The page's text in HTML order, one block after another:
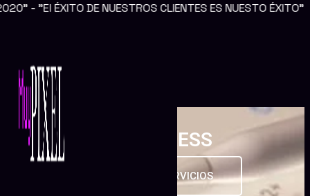
Ir al contenido
DE NUESTROS CLIENTES ES NUESTO ÉXITO"
WORDPRESS
CONTRATA NUESTROS SERVICIOS